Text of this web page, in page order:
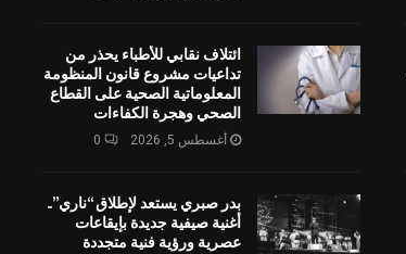
ائتلاف نقابي للأطباء يحذر من
تداعيات مشروع قانون المنظومة
المعلوماتية الصحية على القطاع
الصحي وهجرة الكفاءات
أغسطس 5, 2026 0
بدر صبري يستعد لإطلاق “ناري”..
أغنية صيفية جديدة بإيقاعات
عصرية ورؤية فنية متجددة